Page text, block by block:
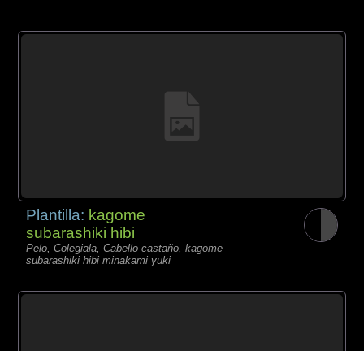
Plantilla: kagome
subarashiki hibi
Pelo, Colegiala, Cabello castaño, kagome
subarashiki hibi minakami yuki